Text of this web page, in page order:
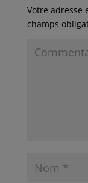
Votre adresse
champs